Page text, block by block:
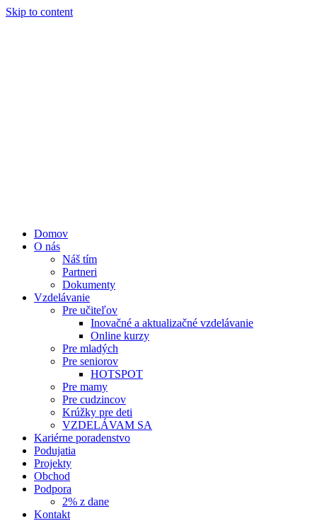
Skip to content
Domov
O nás
Náš tím
Partneri
Dokumenty
Vzdelávanie
Pre učiteľov
Inovačné a aktualizačné vzdelávanie
Online kurzy
Pre mladých
Pre seniorov
HOTSPOT
Pre mamy
Pre cudzincov
Krúžky pre deti
VZDELÁVAM SA
Kariérne poradenstvo
Podujatia
Projekty
Obchod
Podpora
2% z dane
Kontakt